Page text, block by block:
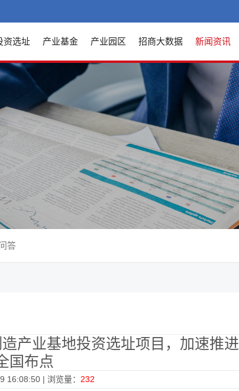
资选址 产业基金 产业园区 招商大数据 新闻资讯
答
产业基地投资选址项目，加速推进
国布点
16:08:50 | 浏览量： 232